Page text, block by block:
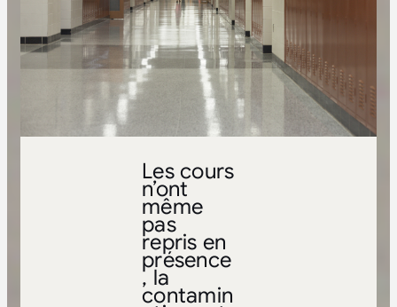
Les cours
n’ont
même
pas
repris en
présence
, la
contamin